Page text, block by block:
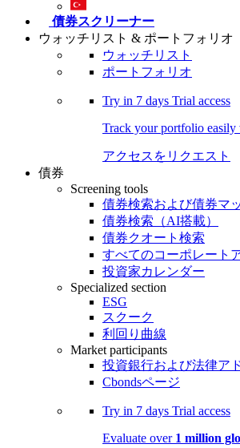
債券スクリーナー
ウォッチリスト & ポートフォリオ
ウォッチリスト
ポートフォリオ
Try in 7 days Trial access
Track your portfolio
アクセスをリクエスト
債券
Screening tools
債券検索および債券マ
債券検索（AI搭載）
債券クオート検索
すべてのコーポレート
投資家カレンダー
Specialized section
ESG
スクーク
利回り曲線
Market participants
投資銀行および法律ア
Cbondsページ
Try in 7 days Trial access
Evaluate over 1 million